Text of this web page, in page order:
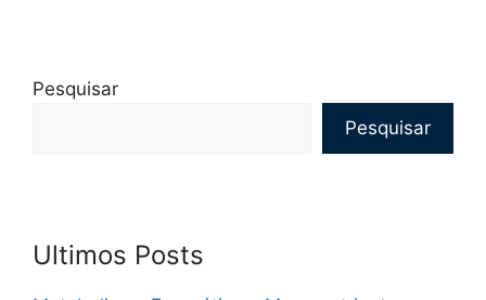
Pesquisar
Pesquisar
Ultimos Posts